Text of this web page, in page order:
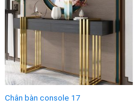
Chân bàn console 17